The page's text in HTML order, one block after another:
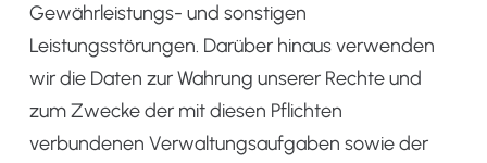
Gewährleistungs- und sonstigen
Leistungsstörungen. Darüber hinaus verwenden
wir die Daten zur Wahrung unserer Rechte und
zum Zwecke der mit diesen Pflichten
verbundenen Verwaltungsaufgaben sowie der